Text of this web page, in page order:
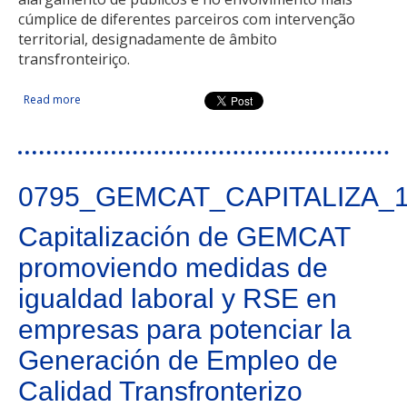
cúmplice de diferentes parceiros com intervenção
territorial, designadamente de âmbito
transfronteiriço.
Read more about Capitalizar conhecimento, Projetar 2030
Capitalización de GEMCAT
promoviendo medidas de
igualdad laboral y RSE en
empresas para potenciar la
Generación de Empleo de
Calidad Transfronterizo